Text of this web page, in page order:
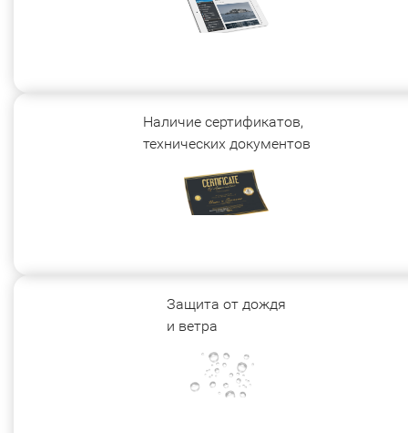
Наличие сертификатов,
технических документов
Защита от дождя
и ветра